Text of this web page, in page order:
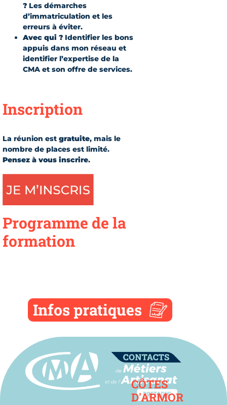
? Les démarches
d’immatriculation et les
erreurs à éviter.
Avec qui ? Identifier les bons
appuis dans mon réseau et
identifier l’expertise de la
CMA et son offre de services.
Inscription
La réunion est gratuite, mais le
nombre de places est limité.
Pensez à vous inscrire.
Programme de la
formation
Infos pratiques
Contact
CÔTES
D'ARMOR